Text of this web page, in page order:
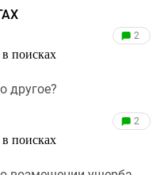
поисках
2
другое?
поисках
2